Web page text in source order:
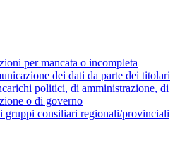
per mancata o incompleta
dei dati da parte dei titolari
politici, di amministrazione, di
o di governo
gruppi consiliari regionali/provinciali